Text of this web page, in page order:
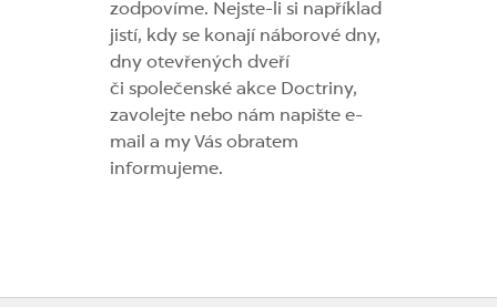
zodpovíme. Nejste-li si například
jistí, kdy se konají náborové dny,
dny otevřených dveří
či společenské akce Doctriny,
zavolejte nebo nám napište e-
mail a my Vás obratem
informujeme.